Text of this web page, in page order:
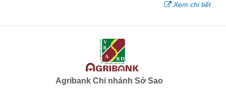
Xem chi tiết
Agribank Chi nhánh Sở Sao